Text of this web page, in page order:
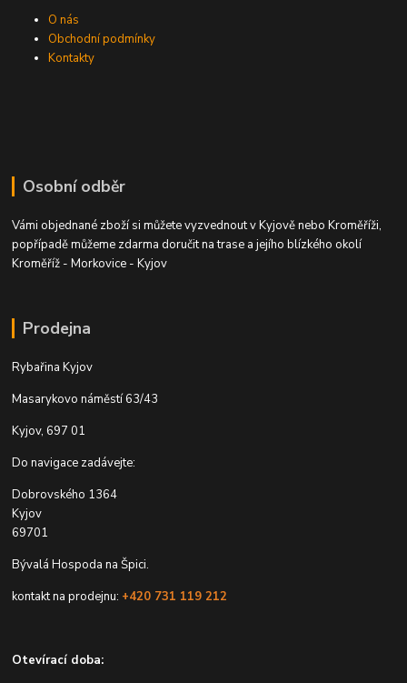
O nás
Obchodní podmínky
Kontakty
Osobní odběr
Vámi objednané zboží si můžete vyzvednout v Kyjově nebo Kroměříži,
popřípadě můžeme zdarma doručit na trase a jejího blízkého okolí
Kroměříž - Morkovice - Kyjov
Prodejna
Rybařina Kyjov
Masarykovo náměstí 63/43
Kyjov, 697 01
Do navigace zadávejte:
Dobrovského 1364
Kyjov
69701
Bývalá Hospoda na Špici.
kontakt na prodejnu: +420 731 119 212
Otevírací doba: